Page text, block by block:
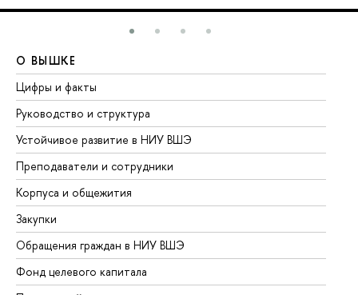
О ВЫШКЕ
Цифры и факты
Руководство и структура
Устойчивое развитие в НИУ ВШЭ
Преподаватели и сотрудники
Корпуса и общежития
Закупки
Обращения граждан в НИУ ВШЭ
Фонд целевого капитала